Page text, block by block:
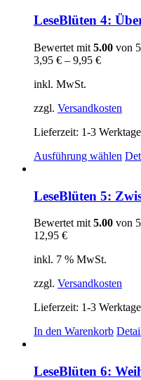
auf.
LeseBlüten 4:
Bewertet mit 5.00 von 5
3,95 € – 9,95 €
inkl. MwSt.
zzgl. Versandkosten
Lieferzeit: 1-3 Werktage
Ausführung wählen
auf.
LeseBlüten 5:
Bewertet mit5.00 von 5
12,95 €
inkl. 7 % MwSt.
zzgl. Versandkosten
Lieferzeit: 1-3 Werktage
In den Warenkorb
LeseBlüten 6: